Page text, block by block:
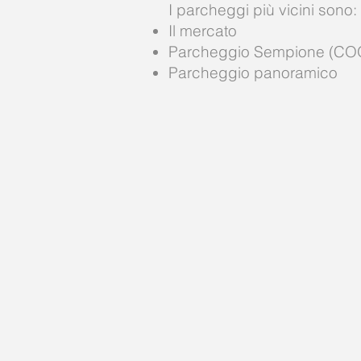
I parcheggi più vicini sono:
Il mercato
Parcheggio Sempione
Parcheggio panoramico